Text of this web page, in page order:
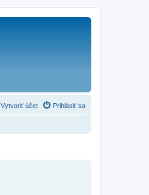
Prihlásiť sa
Vytvoriť účet